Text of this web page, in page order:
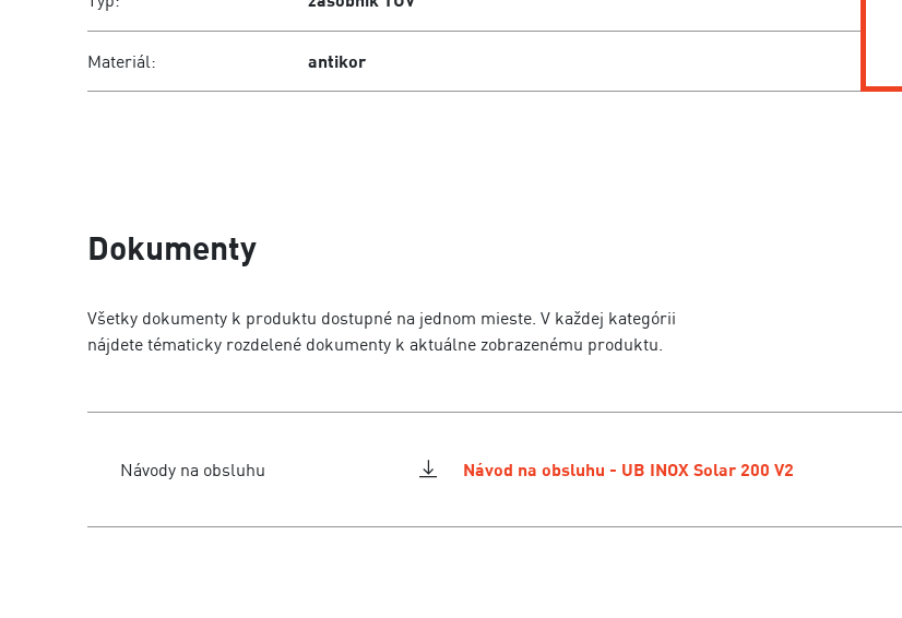
Materiál: antikor
Dokumenty
Všetky dokumenty k produktu dostupné na jednom mieste. V každej kategórii
nájdete tématicky rozdelené dokumenty k aktuálne zobrazenému produktu.
Návody na obsluhu Návod na obsluhu - UB INOX Solar 200 V2